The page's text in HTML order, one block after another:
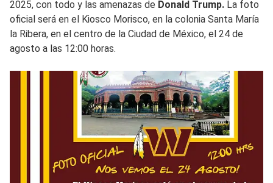
2025, con todo y las amenazas de Donald Trump. La foto
oficial será en el Kiosco Morisco, en la colonia Santa María
la Ribera, en el centro de la Ciudad de México, el 24 de
agosto a las 12:00 horas.